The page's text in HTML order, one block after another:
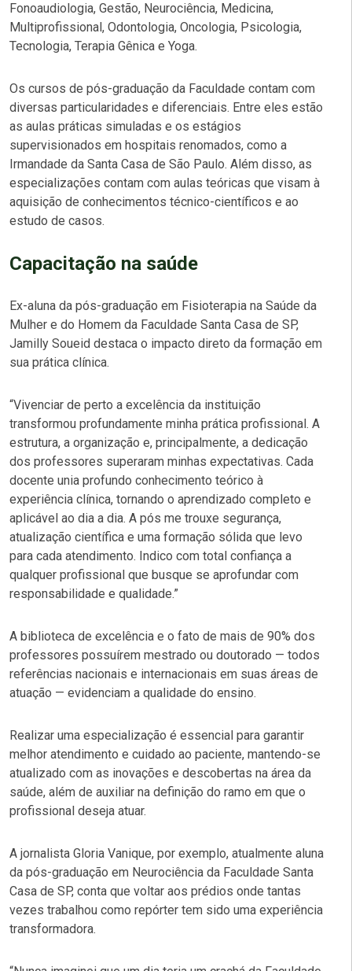
Fonoaudiologia, Gestão, Neurociência, Medicina,
Multiprofissional, Odontologia, Oncologia, Psicologia,
Tecnologia, Terapia Gênica e Yoga.
Os cursos de pós-graduação da Faculdade contam com
diversas particularidades e diferenciais. Entre eles estão
as aulas práticas simuladas e os estágios
supervisionados em hospitais renomados, como a
Irmandade da Santa Casa de São Paulo. Além disso, as
especializações contam com aulas teóricas que visam à
aquisição de conhecimentos técnico-científicos e ao
estudo de casos.
Capacitação na saúde
Ex-aluna da pós-graduação em Fisioterapia na Saúde da
Mulher e do Homem da Faculdade Santa Casa de SP,
Jamilly Soueid destaca o impacto direto da formação em
sua prática clínica.
“Vivenciar de perto a excelência da instituição
transformou profundamente minha prática profissional. A
estrutura, a organização e, principalmente, a dedicação
dos professores superaram minhas expectativas. Cada
docente unia profundo conhecimento teórico à
experiência clínica, tornando o aprendizado completo e
aplicável ao dia a dia. A pós me trouxe segurança,
atualização científica e uma formação sólida que levo
para cada atendimento. Indico com total confiança a
qualquer profissional que busque se aprofundar com
responsabilidade e qualidade.”
A biblioteca de excelência e o fato de mais de 90% dos
professores possuírem mestrado ou doutorado — todos
referências nacionais e internacionais em suas áreas de
atuação — evidenciam a qualidade do ensino.
Realizar uma especialização é essencial para garantir
melhor atendimento e cuidado ao paciente, mantendo-se
atualizado com as inovações e descobertas na área da
saúde, além de auxiliar na definição do ramo em que o
profissional deseja atuar.
A jornalista Gloria Vanique, por exemplo, atualmente aluna
da pós-graduação em Neurociência da Faculdade Santa
Casa de SP, conta que voltar aos prédios onde tantas
vezes trabalhou como repórter tem sido uma experiência
transformadora.